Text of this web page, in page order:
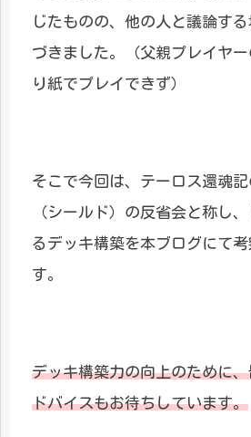
じたものの、他の人と議論す
づきました。（父親プレイヤ
り紙でプレイできず）
そこで今回は、テーロス還魂
（シールド）の反省会と称し
るデッキ構築を本ブログにて
す。
デッキ構築力の向上のために
ドバイスもお待ちしています。